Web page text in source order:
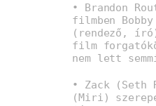
• Brandon
filmben
(rendező,
film
nem lett
• Zack (Seth
(Miri)